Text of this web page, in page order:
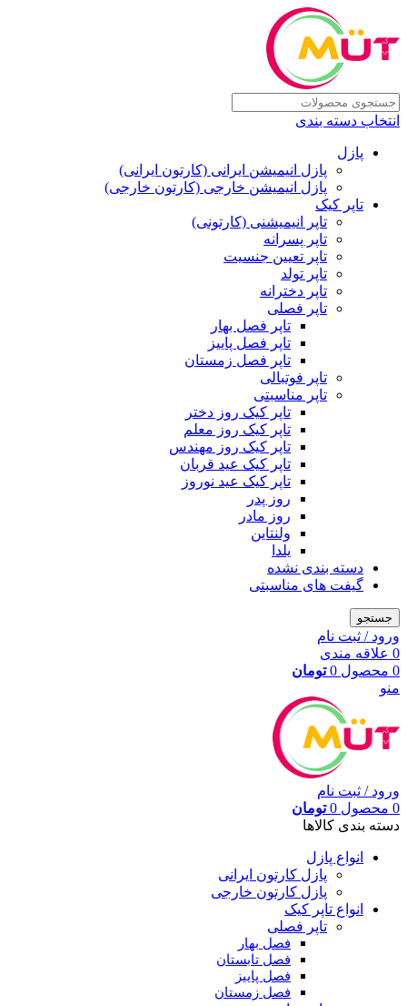
انتخاب دسته بندی
پازل
پازل انیمیشن ایرانی (کارتون ایرانی)
پازل انیمیشن خارجی (کارتون خارجی)
تاپر کیک
تاپر انیمیشنی (کارتونی)
تاپر پسرانه
تاپر تعیین جنسیت
تاپر تولد
تاپر دخترانه
تاپر فصلی
تاپر فصل بهار
تاپر فصل پاییز
تاپر فصل زمستان
تاپر فوتبالی
تاپر مناسبتی
تاپر کیک روز دختر
تاپر کیک روز معلم
تاپر کیک روز مهندس
تاپر کیک عید قربان
تاپر کیک عید نوروز
روز پدر
روز مادر
ولنتاین
یلدا
دسته بندی نشده
گیفت های مناسبتی
جستجو
ورود / ثبت نام
0 علاقه مندی
0 محصول 0 تومان
منو
ورود / ثبت نام
0 محصول 0 تومان
دسته بندی کالاها
انواع پازل
پازل کارتون ایرانی
پازل کارتون خارجی
انواع تاپر کیک
تاپر فصلی
فصل بهار
فصل تابستان
فصل پاییز
فصل زمستان